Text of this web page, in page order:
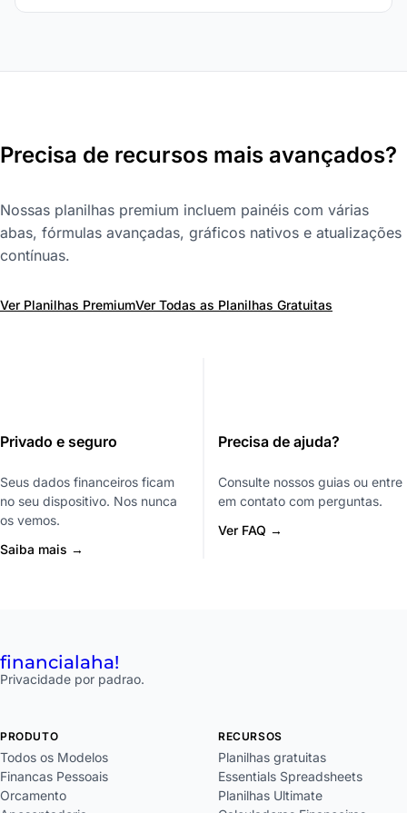
Precisa de recursos mais avançados?
Nossas planilhas premium incluem painéis com várias
abas, fórmulas avançadas, gráficos nativos e atualizações
contínuas.
Ver Planilhas PremiumVer Todas as Planilhas Gratuitas
Privado e seguro
Seus dados financeiros ficam
no seu dispositivo. Nos nunca
os vemos.
Saiba mais →
Precisa de ajuda?
Consulte nossos guias ou entre
em contato com perguntas.
Ver FAQ →
financialaha!
Privacidade por padrao.
PRODUTO
Todos os Modelos
Financas Pessoais
Orcamento
RECURSOS
Planilhas gratuitas
Essentials Spreadsheets
Planilhas Ultimate